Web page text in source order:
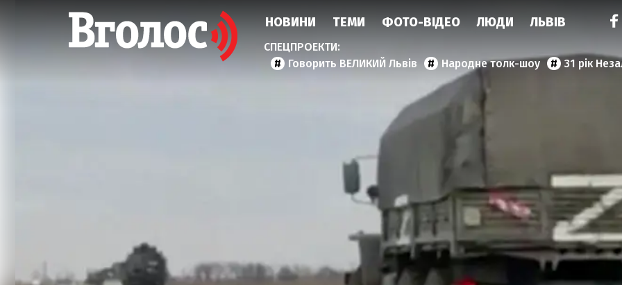
НОВИНИ ТЕМИ ФОТО-ВІДЕО ЛЮДИ ЛЬВІВ
Говорить ВЕЛИКИЙ Львів Народне толк-шоу 31 рік